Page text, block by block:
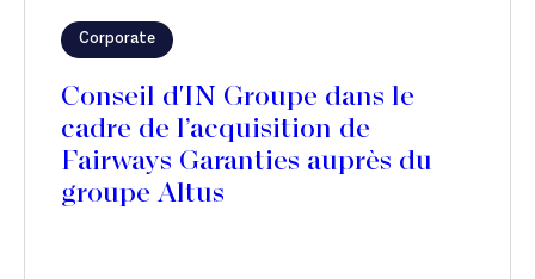
Corporate
Conseil d'IN Groupe dans le
cadre de l’acquisition de
Fairways Garanties auprès du
groupe Altus